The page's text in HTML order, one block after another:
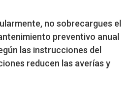
no sobrecargues el
preventivo anual
las instrucciones del
reducen las averías y